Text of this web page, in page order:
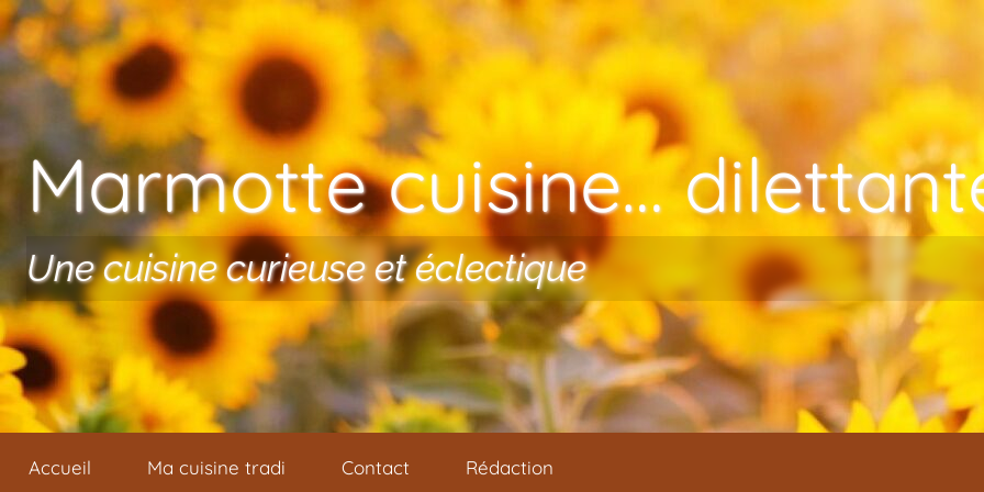
Aller au contenu
Marmotte cuisine…
Une cuisine curieuse et éclectique
Accueil Ma cuisine tradi Contact Rédaction